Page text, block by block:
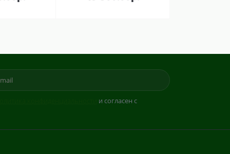
и согласен с